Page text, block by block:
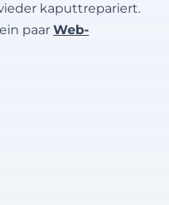
kaputtrepariert.
paar Web-